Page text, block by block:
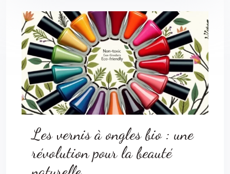
Les vernis à ongles bio : une
révolution pour la beauté